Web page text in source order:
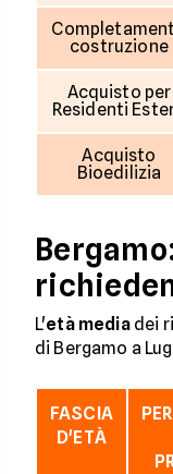
costruzione
Acquisto per
Residenti
Acquisto
Bioedilizia
L'età mediadei
di Bergamo a
FASCIA
D'ETÀ